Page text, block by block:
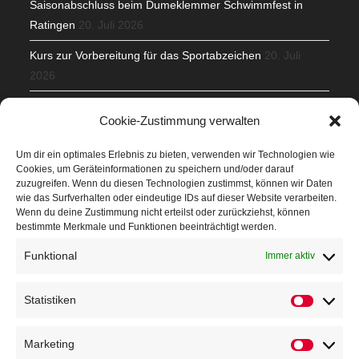
Cookie-Zustimmung verwalten
Um dir ein optimales Erlebnis zu bieten, verwenden wir Technologien wie
Cookies, um Geräteinformationen zu speichern und/oder darauf
zuzugreifen. Wenn du diesen Technologien zustimmst, können wir Daten
wie das Surfverhalten oder eindeutige IDs auf dieser Website verarbeiten.
Wenn du deine Zustimmung nicht erteilst oder zurückziehst, können
bestimmte Merkmale und Funktionen beeinträchtigt werden.
Funktional Immer aktiv
Statistiken
Marketing
Saisonabschluss beim Dumeklemmer Schwimmfest in
Ratingen 20. Juli 2026
Kurs zur Vorbereitung für das Sportabzeichen 20. Juli
2026
Veranstaltungen
Höffner Run
Kindersportfest